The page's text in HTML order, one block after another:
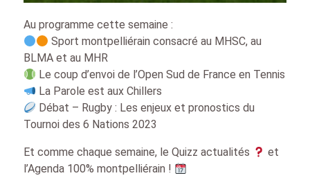
Au programme cette semaine :
Sport montpelliérain consacré au MHSC, au
BLMA et au MHR
Le coup d’envoi de l’Open Sud de France en Tennis
La Parole est aux Chillers
Débat – Rugby : Les enjeux et pronostics du
Tournoi des 6 Nations 2023
Et comme chaque semaine, le Quizz actualités
et
l’Agenda 100% montpelliérain !